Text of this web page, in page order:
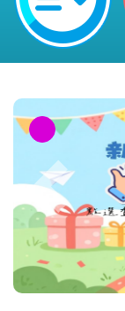
選實施計